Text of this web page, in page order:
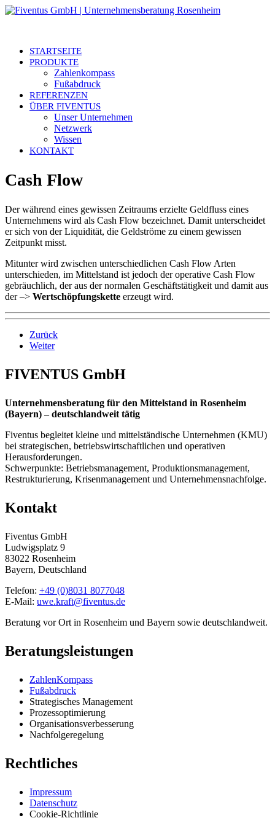
STARTSEITE
PRODUKTE
Zahlenkompass
Fußabdruck
REFERENZEN
ÜBER FIVENTUS
Unser Unternehmen
Netzwerk
Wissen
KONTAKT
Cash Flow
Der während eines gewissen Zeitraums erzielte Geldfluss eines
Unternehmens wird als Cash Flow bezeichnet. Damit unterscheidet
er sich von der Liquidität, die Geldströme zu einem gewissen
Zeitpunkt misst.
Mitunter wird zwischen unterschiedlichen Cash Flow Arten
unterschieden, im Mittelstand ist jedoch der operative Cash Flow
gebräuchlich, der aus der normalen Geschäftstätigkeit und damit aus
der –> Wertschöpfungskette erzeugt wird.
Zurück
Weiter
FIVENTUS GmbH
Unternehmensberatung für den Mittelstand in Rosenheim
(Bayern) – deutschlandweit tätig
Fiventus begleitet kleine und mittelständische Unternehmen (KMU)
bei strategischen, betriebswirtschaftlichen und operativen
Herausforderungen.
Schwerpunkte: Betriebsmanagement, Produktionsmanagement,
Restrukturierung, Krisenmanagement und Unternehmensnachfolge.
Kontakt
Fiventus GmbH
Ludwigsplatz 9
83022 Rosenheim
Bayern, Deutschland
Telefon: +49 (0)8031 8077048
E-Mail: uwe.kraft@fiventus.de
Beratung vor Ort in Rosenheim und Bayern sowie deutschlandweit.
Beratungsleistungen
ZahlenKompass
Fußabdruck
Strategisches Management
Prozessoptimierung
Organisationsverbesserung
Nachfolgeregelung
Rechtliches
Impressum
Datenschutz
Cookie-Richtlinie